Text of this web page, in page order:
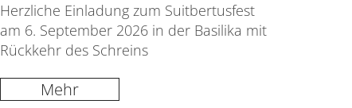
Herzliche Einladung zum Suitbertusfest
am 6. September 2026 in der Basilika mit
Rückkehr des Schreins
Mehr